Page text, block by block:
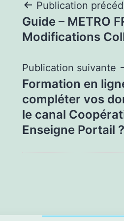
Publication
Guide – METRO
Modifications
Publication suivante
Formation en
compléter vos
le canal
Enseigne Portail ?